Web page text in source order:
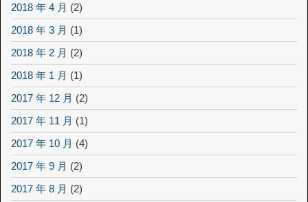
2018 年 4 月 (2)
2018 年 3 月 (1)
2018 年 2 月 (2)
2018 年 1 月 (1)
2017 年 12 月 (2)
2017 年 11 月 (1)
2017 年 10 月 (4)
2017 年 9 月 (2)
2017 年 8 月 (2)